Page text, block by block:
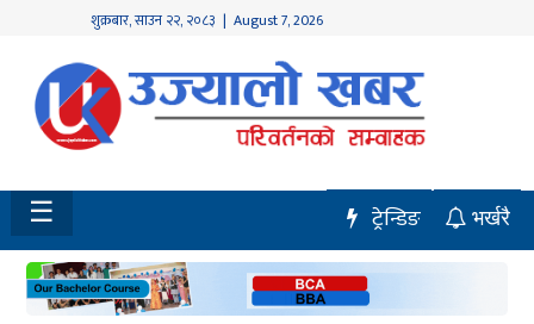
शुक्रबार,साउन २२, २०८३ | August 7, 2026
होमपेज
नवलपुर
विशेष
मध्य
नेपाल
☰ भर्खरै
ट्रेन्डिङ